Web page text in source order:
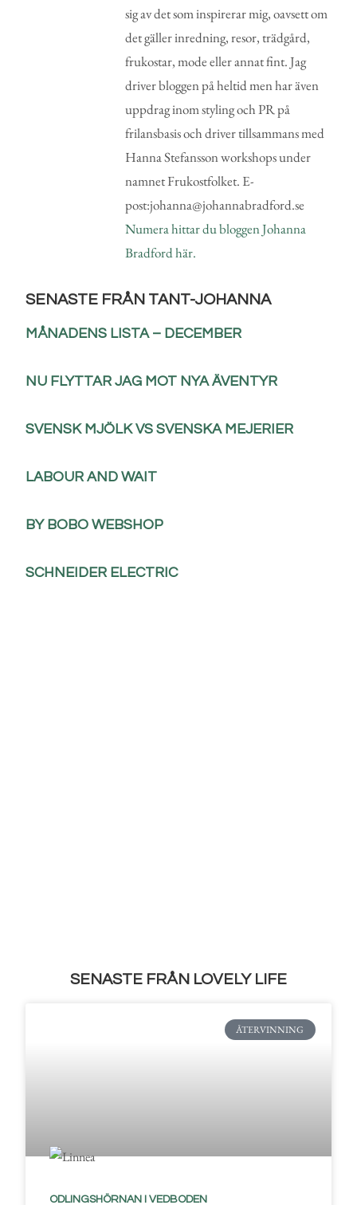
sig av det som inspirerar mig, oavsett om
det gäller inredning, resor, trädgård,
frukostar, mode eller annat fint. Jag
driver bloggen på heltid men har även
uppdrag inom styling och PR på
frilansbasis och driver tillsammans med
Hanna Stefansson workshops under
namnet Frukostfolket. E-
post:johanna@johannabradford.se
Numera hittar du bloggen Johanna
Bradford här.
SENASTE FRÅN TANT-JOHANNA
MÅNADENS LISTA – DECEMBER
NU FLYTTAR JAG MOT NYA ÄVENTYR
SVENSK MJÖLK VS SVENSKA MEJERIER
LABOUR AND WAIT
BY BOBO WEBSHOP
SCHNEIDER ELECTRIC
SENASTE FRÅN LOVELY LIFE
ÅTERVINNING
ODLINGSHÖRNAN I VEDBODEN